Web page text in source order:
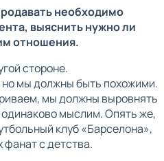
необходимо
выяснить нужно ли
отношения.
стороне.
но мы должны быть похожими.
мы должны выровнять
мыслим. Опять же,
клуб «Барселона»,
фанат с детства.